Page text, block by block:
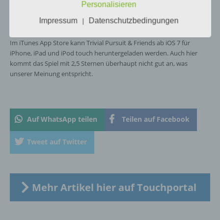
App für iPhone, iPad und iPod Touch im
iTunes App Store
Im iTunes App Store kann Trivial Pursuit & Friends ab iOS 7 für
iPhone, iPad und iPod touch heruntergeladen werden. Auch hier
kommt das Spiel mit 2,5 Sternen überhaupt nicht gut an, was
unserer Meinung entspricht.
Auf WhatsApp teilen Teilen auf Facebook
Tweet auf Twitter
Mehr Artikel hier auf Touchportal
Auslesen, das Abfragen, die Verwendung,
Verbreitung oder eine andere Form der
Bereitstellung, den Abgleich oder die
Verknüpfung, die Einschränkung, das
Löschen oder die Vernichtung.
personenbezogener Daten mit dem Ziel, ihre
künftige Verarbeitung einzuschränken.
e) Profiling
Personalisieren
Impressum
| Datenschutzbedingungen